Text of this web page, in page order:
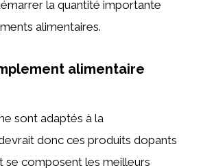
la quantité importante
alimentaires.
alimentaire
sont adaptés à la
donc ces produits dopants
se composent les meilleurs